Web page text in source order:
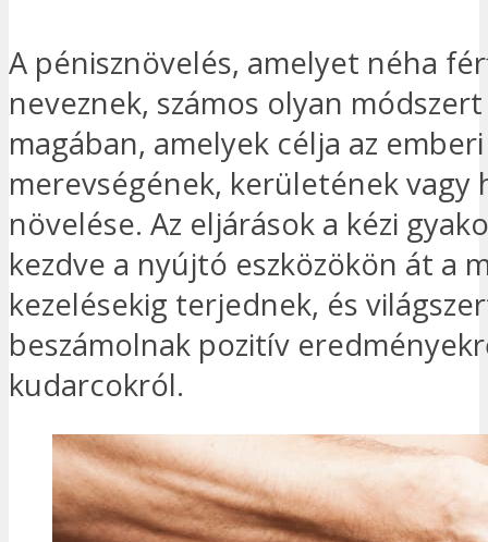
A pénisznövelés, amelyet néha
neveznek, számos olyan
magában, amelyek célja az
merevségének, kerületének vagy
növelése. Az eljárások a kézi
kezdve a nyújtó eszközökön át a
kezelésekig terjednek, és
beszámolnak pozitív
kudarcokról.